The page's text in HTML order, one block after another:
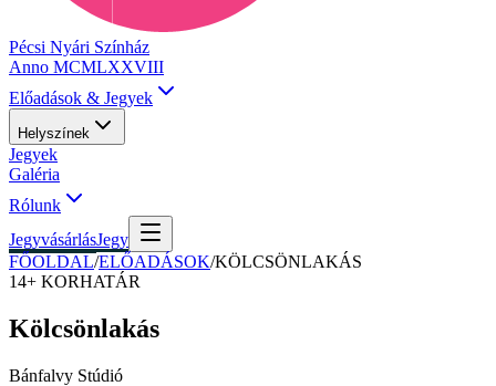
Pécsi Nyári Színház
Anno MCMLXXVIII
Előadások & Jegyek
Helyszínek
Jegyek
Galéria
Rólunk
JegyvásárlásJegy
FŐOLDAL/ELŐADÁSOK/KÖLCSÖNLAKÁS
14+ KORHATÁR
Kölcsönlakás
Bánfalvy Stúdió